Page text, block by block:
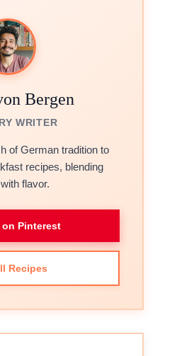
Bergen
WRITER
of German tradition to
recipes, blending
flavor.
Pinterest
Recipes